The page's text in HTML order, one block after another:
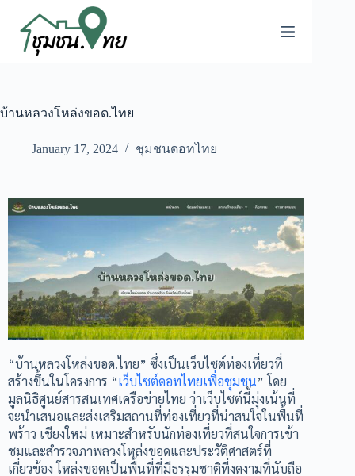
บ้านหลวงโหล่งขอด.ไทย
January 17, 2024 ชุมชนดอทไทย
“บ้านหลวงโหล่งขอด.ไทย” ซึ่งเป็นเว็บไซต์ท่องเที่ยวที่
สร้างขึ้นในโครงการ “เว็บไซต์ดอทไทยเพื่อชุมชน” โดย
มูลนิธิศูนย์สารสนเทศเครือข่ายไทย ว่าเว็บไซต์นี้มุ่งเน้นที่
จะนำเสนอและส่งเสริมสถานที่ท่องเที่ยวที่น่าสนใจในพื้นที่
พร้าว เชียงใหม่ เหมาะสำหรับนักท่องเที่ยวที่สนใจการเข้า
ชมและสำรวจภาพลวงโหล่งขอดและประวัติศาสตร์ที่
เกี่ยวข้อง โหล่งขอดเป็นพื้นที่ที่มีธรรมชาติที่งดงามที่นับถือ